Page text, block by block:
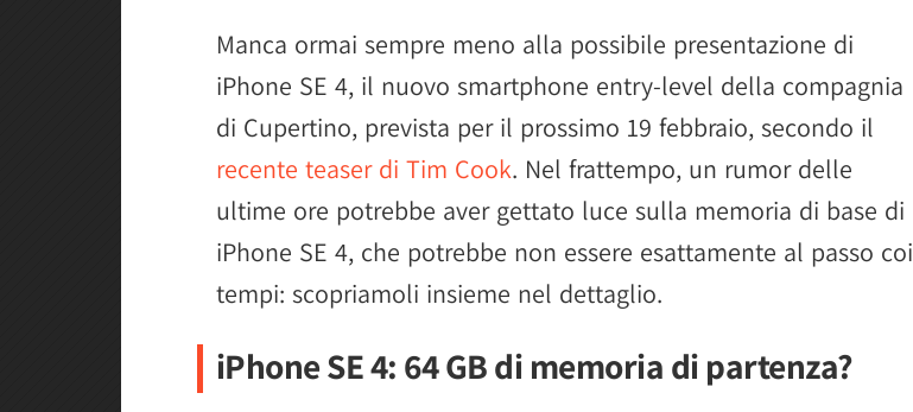
Manca ormai sempre meno alla possibile presentazione di
iPhone SE 4, il nuovo smartphone entry-level della compagnia
di Cupertino, prevista per il prossimo 19 febbraio, secondo il
recente teaser di Tim Cook. Nel frattempo, un rumor delle
ultime ore potrebbe aver gettato luce sulla memoria di base di
iPhone SE 4, che potrebbe non essere esattamente al passo coi
tempi: scopriamoli insieme nel dettaglio.
iPhone SE 4: 64 GB di memoria di partenza?